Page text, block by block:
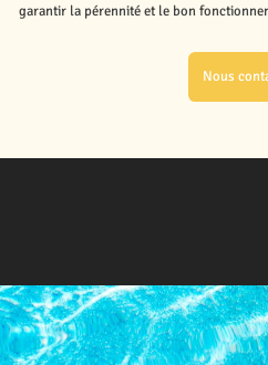
garantir la pérennité et le bon
Nous